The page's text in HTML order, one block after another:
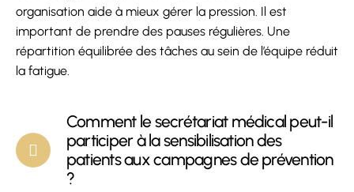
organisation aide à mieux gérer la pression. Il est
important de prendre des pauses régulières. Une
répartition équilibrée des tâches au sein de l’équipe réduit
la fatigue.
Comment le secrétariat médical peut-il
participer à la sensibilisation des
patients aux campagnes de prévention
?